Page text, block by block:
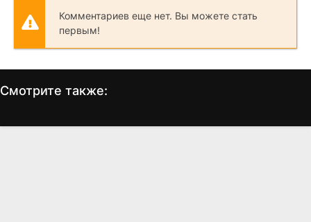
Комментариев еще нет. Вы можете стать
первым!
Смотрите также:
Не для слабонервных Предчувствие